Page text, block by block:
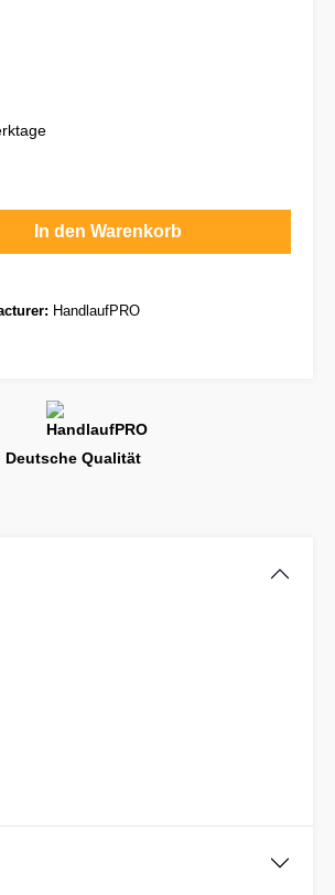
gewünschten Wert ein
In den Warenkorb
HandlaufPRO
Deutsche Qualität